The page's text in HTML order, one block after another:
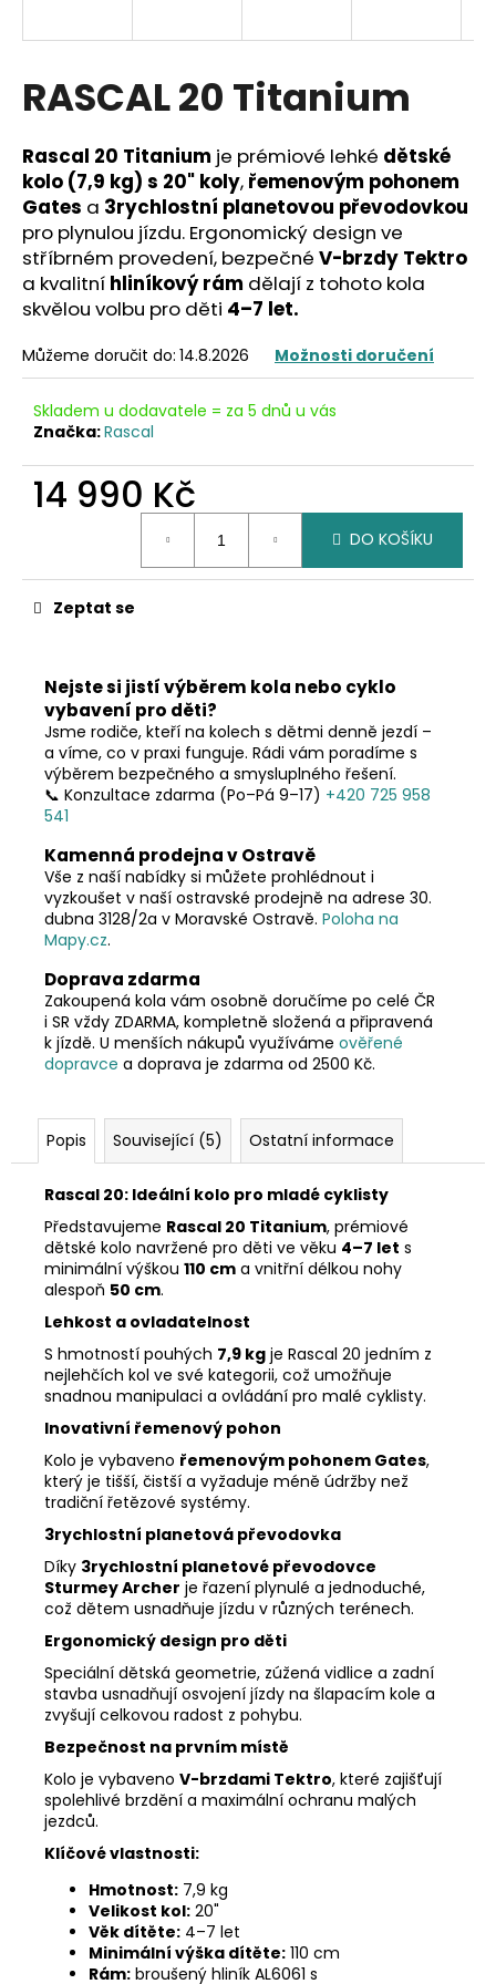
RASCAL 20 Titanium
Rascal 20 Titanium je prémiové lehké dětské
kolo (7,9 kg) s 20" koly, řemenovým pohonem
Gates a 3rychlostní planetovou převodovkou
pro plynulou jízdu. Ergonomický design ve
stříbrném provedení, bezpečné V-brzdy Tektro
a kvalitní hliníkový rám dělají z tohoto kola
skvělou volbu pro děti 4–7 let.
Můžeme doručit do: 14.8.2026 Možnosti doručení
Skladem u dodavatele = za 5 dnů u vás
Značka:Rascal
14 990 Kč
DO KOŠÍKU
Zeptat se
Nejste si jistí výběrem kola nebo cyklo
vybavení pro děti?
Jsme rodiče, kteří na kolech s dětmi denně jezdí –
a víme, co v praxi funguje. Rádi vám poradíme s
výběrem bezpečného a smysluplného řešení.
📞 Konzultace zdarma (Po–Pá 9–17) +420 725 958
541
Kamenná prodejna v Ostravě
Vše z naší nabídky si můžete prohlédnout i
vyzkoušet v naší ostravské prodejně na adrese 30.
dubna 3128/2a v Moravské Ostravě. Poloha na
Mapy.cz.
Doprava zdarma
Zakoupená kola vám osobně doručíme po celé ČR
i SR vždy ZDARMA, kompletně složená a připravená
k jízdě. U menších nákupů využíváme ověřené
dopravce a doprava je zdarma od 2500 Kč.
Popis Související (5) Ostatní informace
Rascal 20: Ideální kolo pro mladé cyklisty
Představujeme Rascal 20 Titanium, prémiové
dětské kolo navržené pro děti ve věku 4–7 let s
minimální výškou 110 cm a vnitřní délkou nohy
alespoň 50 cm.
Lehkost a ovladatelnost
S hmotností pouhých 7,9 kg je Rascal 20 jedním z
nejlehčích kol ve své kategorii, což umožňuje
snadnou manipulaci a ovládání pro malé cyklisty.
Inovativní řemenový pohon
Kolo je vybaveno řemenovým pohonem Gates,
který je tišší, čistší a vyžaduje méně údržby než
tradiční řetězové systémy.
3rychlostní planetová převodovka
Díky 3rychlostní planetové převodovce
Sturmey Archer je řazení plynulé a jednoduché,
což dětem usnadňuje jízdu v různých terénech.
Ergonomický design pro děti
Speciální dětská geometrie, zúžená vidlice a zadní
stavba usnadňují osvojení jízdy na šlapacím kole a
zvyšují celkovou radost z pohybu.
Bezpečnost na prvním místě
Kolo je vybaveno V-brzdami Tektro, které zajišťují
spolehlivé brzdění a maximální ochranu malých
jezdců.
Klíčové vlastnosti:
Hmotnost: 7,9 kg
Velikost kol: 20"
Věk dítěte: 4–7 let
Minimální výška dítěte: 110 cm
Rám: broušený hliník AL6061 s
í
t
?
HLEDAT
D
o
p
o
u
e
m
e